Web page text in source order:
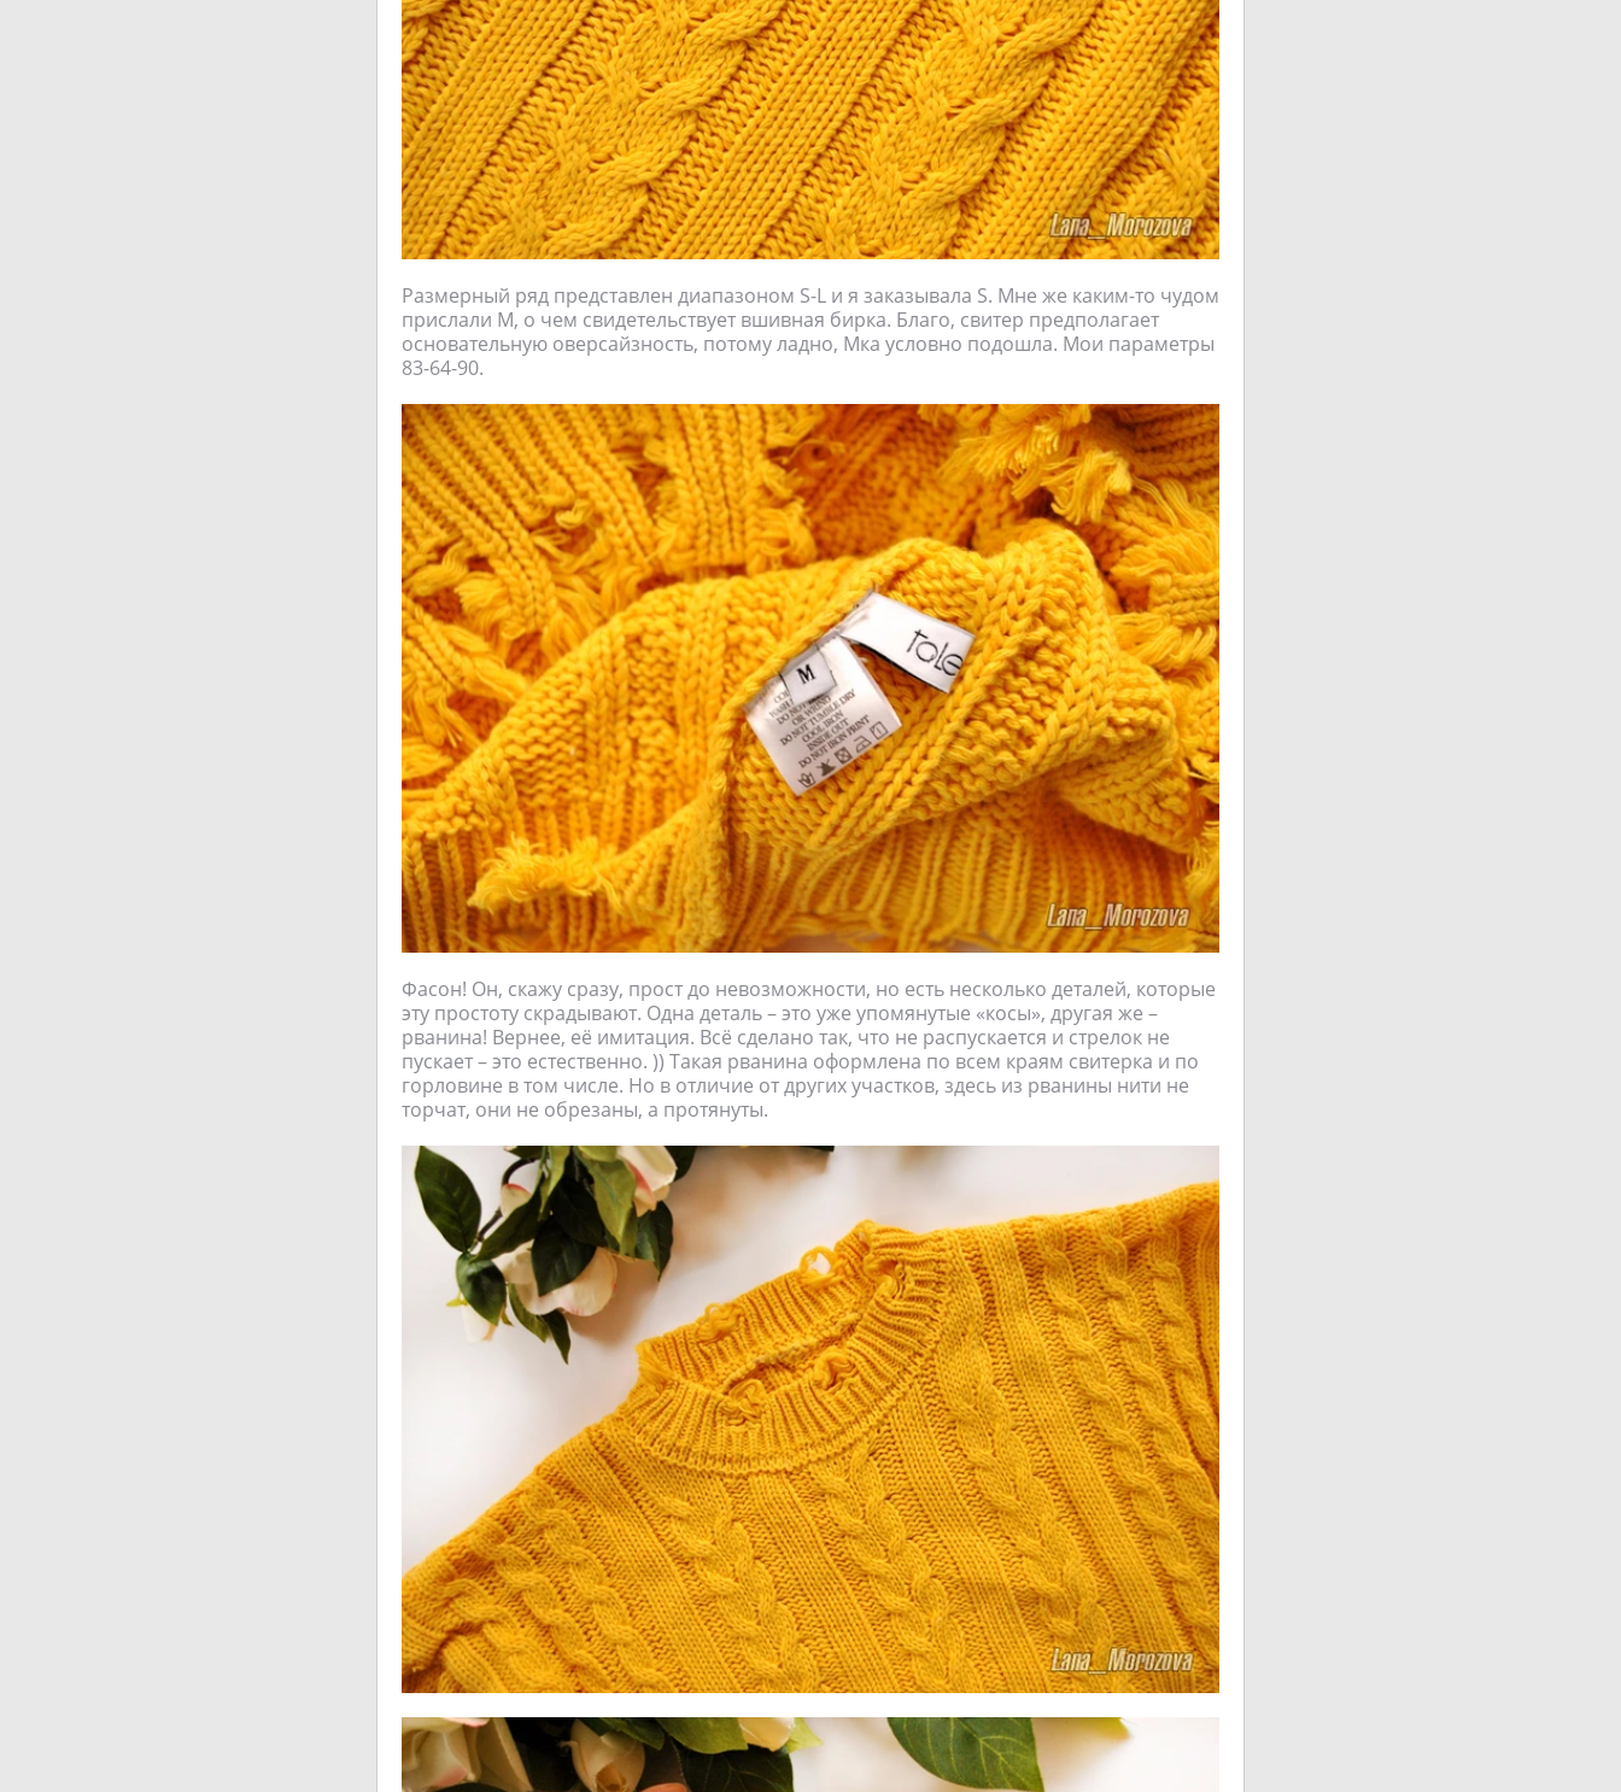
Размерный ряд представлен диапазоном S-L и я заказывала S. Мне же каким-то чудом
прислали М, о чем свидетельствует вшивная бирка. Благо, свитер предполагает
основательную оверсайзность, потому ладно, Мка условно подошла. Мои параметры
83-64-90.
Фасон! Он, скажу сразу, прост до невозможности, но есть несколько деталей, которые
эту простоту скрадывают. Одна деталь – это уже упомянутые «косы», другая же –
рванина! Вернее, её имитация. Всё сделано так, что не распускается и стрелок не
пускает – это естественно. )) Такая рванина оформлена по всем краям свитерка и по
горловине в том числе. Но в отличие от других участков, здесь из рванины нити не
торчат, они не обрезаны, а протянуты.